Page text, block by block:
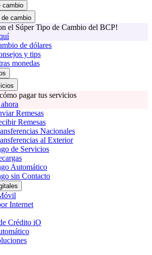
cambio
de cambio
el Súper Tipo de Cambio del BCP!
de dólares
y tips
monedas
pagar tus servicios
Remesas
Remesas
Nacionales
al Exterior
de Servicios
Automático
sin Contacto
Internet
Crédito iO